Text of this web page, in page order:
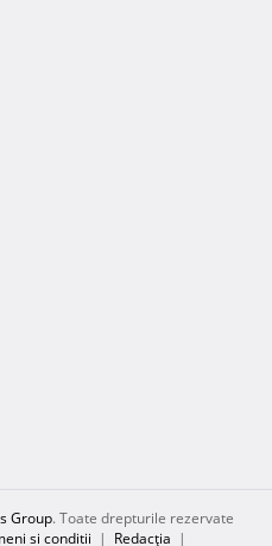
Group. Toate drepturile rezervate
si conditii | Redacţia |